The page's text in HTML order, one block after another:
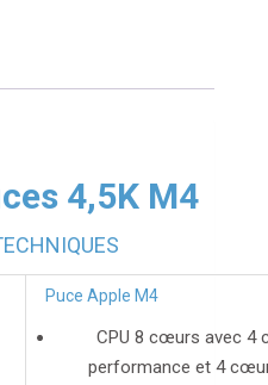
4,5K M4
Puce Apple M4
CPU 8 cœurs avec 4
performance et 4